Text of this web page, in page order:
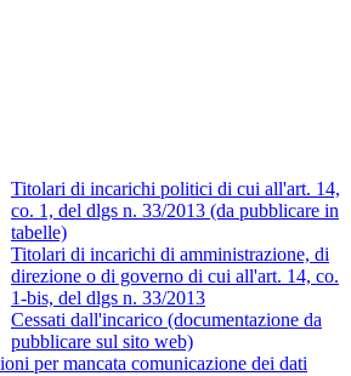
Titolari di incarichi politici di cui all'art. 14,
co. 1, del dlgs n. 33/2013 (da pubblicare in
tabelle)
Titolari di incarichi di amministrazione, di
direzione o di governo di cui all'art. 14, co.
1-bis, del dlgs n. 33/2013
Cessati dall'incarico (documentazione da
pubblicare sul sito web)
per mancata comunicazione dei dati